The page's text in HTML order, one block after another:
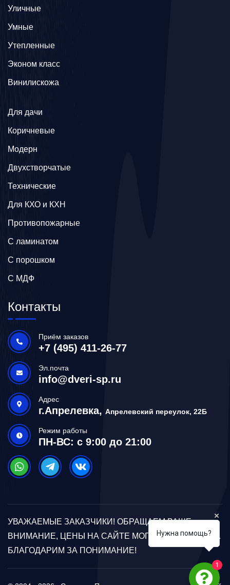
Уличные
Умные
Утепленные
Эконом класс
Винилискожа
Для дачи
Коричневые
Модерн
Двухстворчатые
Технические
Для КХО и КХН
Противопожарные
С ламинатом
С порошком
С МДФ
Контакты
Приём заказов
+7 (495) 411-26-77
Эл.почта
info@dveri-sp.ru
Адрес
г.Апрелевка, Апрелевский переулок, 22Б
Режим работы
ПН-ВС: с 9:00 до 21:00
УВАЖАЕМЫЕ ЗАКАЗЧИКИ! ОБРАЩАЕМ ВАШЕ
ВНИМАНИЕ, ЦЕНЫ НА САЙТЕ МОГУТ ОТЛИЧАТЬСЯ.
БЛАГОДАРИМ ЗА ПОНИМАНИЕ!
Нужна помощь?
1